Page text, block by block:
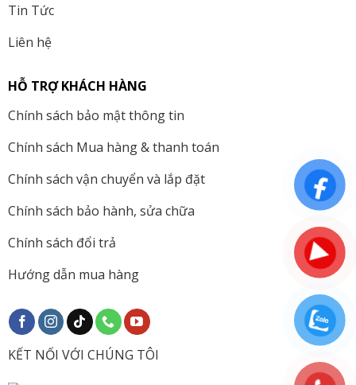
Tin Tức
Liên hệ
HỖ TRỢ KHÁCH HÀNG
Chính sách bảo mật thông tin
Chính sách Mua hàng & thanh toán
Chính sách vận chuyển và lắp đặt
Chính sách bảo hành, sửa chữa
Chính sách đổi trả
Hướng dẫn mua hàng
KẾT NỐI VỚI CHÚNG TÔI